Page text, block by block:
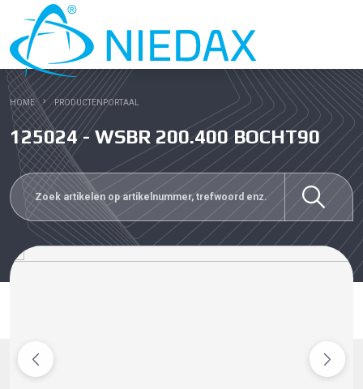
HOME PRODUCTENPORTAAL
125024 - WSBR 200.400 BOCHT90